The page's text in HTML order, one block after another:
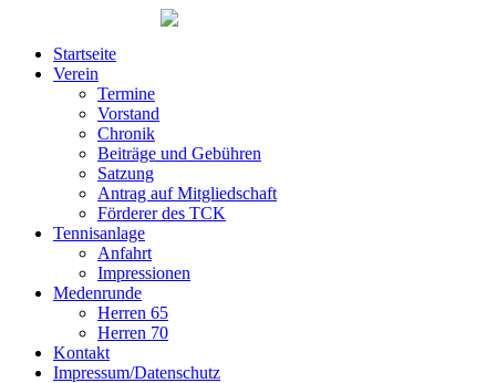
Startseite
Verein
Termine
Vorstand
Chronik
Beiträge und Gebühren
Satzung
Antrag auf Mitgliedschaft
Förderer des TCK
Tennisanlage
Anfahrt
Impressionen
Medenrunde
Herren 65
Herren 70
Kontakt
Impressum/Datenschutz